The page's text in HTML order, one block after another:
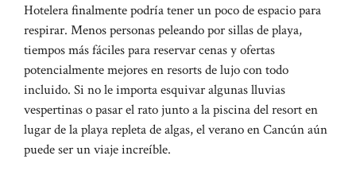
Hotelera finalmente podría tener un poco de espacio para
respirar. Menos personas peleando por sillas de playa,
tiempos más fáciles para reservar cenas y ofertas
potencialmente mejores en resorts de lujo con todo
incluido. Si no le importa esquivar algunas lluvias
vespertinas o pasar el rato junto a la piscina del resort en
lugar de la playa repleta de algas, el verano en Cancún aún
puede ser un viaje increíble.